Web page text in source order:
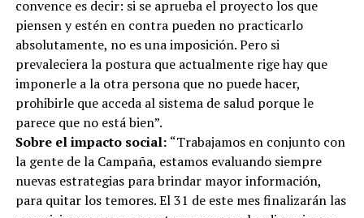
convence es decir: si se aprueba el proyecto los que
piensen y estén en contra pueden no practicarlo
absolutamente, no es una imposición. Pero si
prevaleciera la postura que actualmente rige hay que
imponerle a la otra persona que no puede hacer,
prohibirle que acceda al sistema de salud porque le
parece que no está bien”.
Sobre el impacto social: “Trabajamos en conjunto con
la gente de la Campaña, estamos evaluando siempre
nuevas estrategias para brindar mayor información,
para quitar los temores. El 31 de este mes finalizarán las